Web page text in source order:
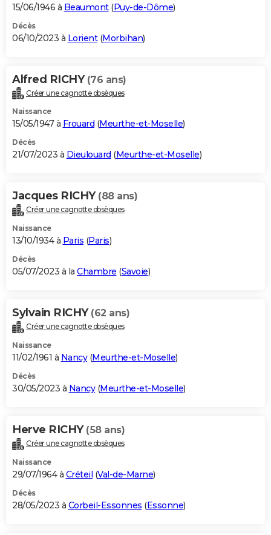
15/06/1946 à Beaumont(Puy-de-Dôme)
Décès
06/10/2023 à Lorient(Morbihan)
Alfred RICHY (76 ans)
Créer une cagnotte obsèques
Naissance
15/05/1947 à Frouard (Meurthe-et-Moselle)
Décès
21/07/2023 à Dieulouard (Meurthe-et-Moselle)
Jacques RICHY (88 ans)
Créer une cagnotte obsèques
Naissance
13/10/1934 à Paris (Paris)
Décès
05/07/2023 à la Chambre (Savoie)
Sylvain RICHY (62 ans)
Créer une cagnotte obsèques
Naissance
11/02/1961 à Nancy(Meurthe-et-Moselle)
Décès
30/05/2023 à Nancy(Meurthe-et-Moselle)
Herve RICHY (58 ans)
Créer une cagnotte obsèques
Naissance
29/07/1964 à Créteil (Val-de-Marne)
Décès
28/05/2023 à Corbeil-Essonnes (Essonne)